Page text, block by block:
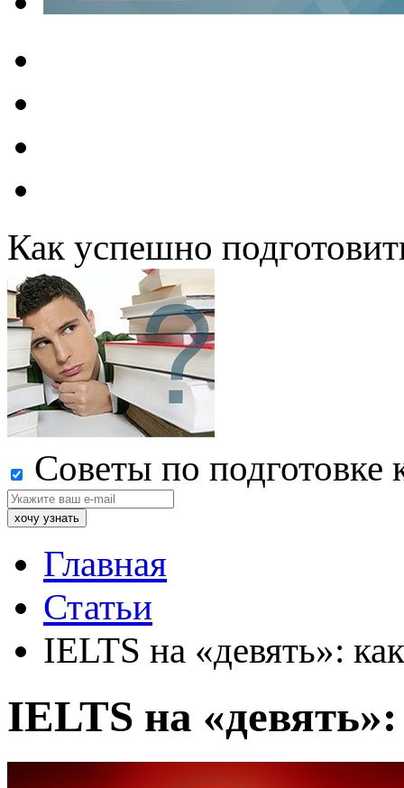
Как успешно
Советы по подготовке
Главная
Статьи
IELTS на «девять»:
IELTS на «девять»: